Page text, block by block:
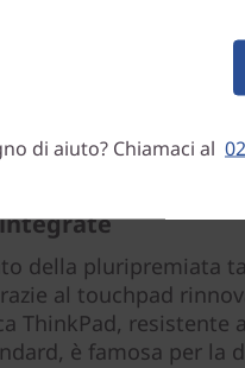
della pluripremiata
al touchpad
ThinkPad, resistente
è famosa per la
di aiuto? Chiamaci al